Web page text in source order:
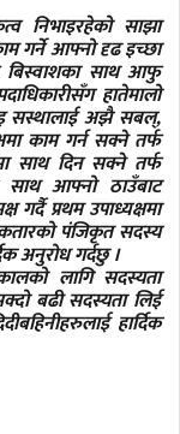
निभाइरहेको साझा
गर्ने आफ्नो दृढ इच्छा
बिस्वाशका साथ आफु
हातेमालो
भइ सस्थालाई अझै सबल्,
काम गर्न सक्ने तर्फ
साथ दिन सक्ने तर्फ
आफ्नो ठाउँबाट
गर्दै प्रथम उपाध्यक्षमा
पंजिकृत सदस्य
अनुरोध गर्दछु ।
लागि सदस्यता
बढी सदस्यता लिई
हार्दिक